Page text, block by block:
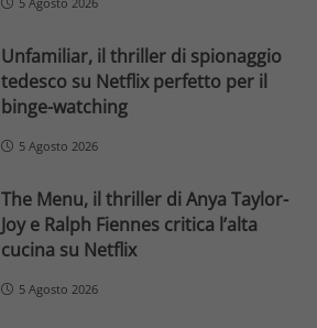
Unfamiliar, il thriller di spionaggio
tedesco su Netflix perfetto per il
binge-watching
5 Agosto 2026
The Menu, il thriller di Anya Taylor-
Joy e Ralph Fiennes critica l’alta
cucina su Netflix
5 Agosto 2026